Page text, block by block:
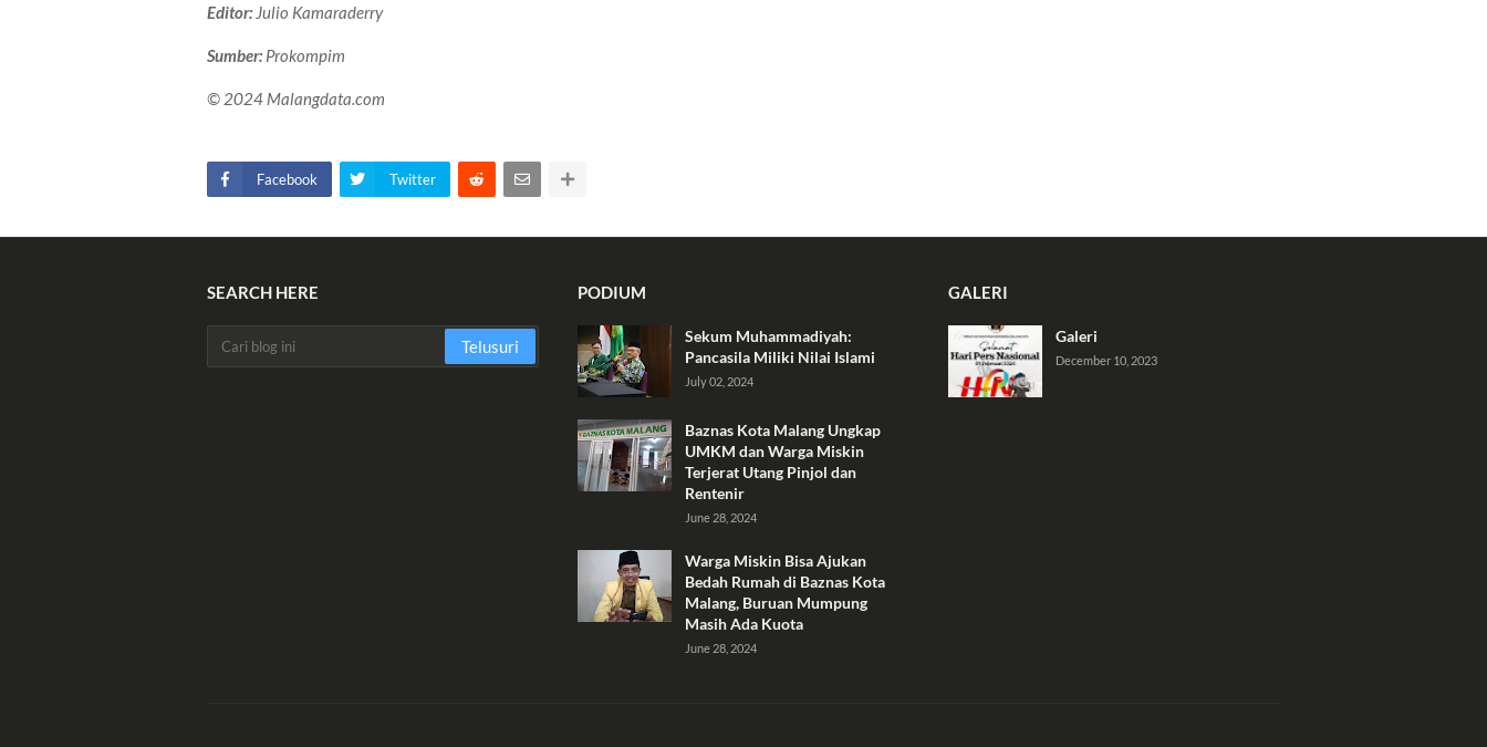
Editor: Julio Kamaraderry
Sumber: Prokompim
© 2024 Malangdata.com
Facebook Twitter
SEARCH HERE PODIUM
Sekum Muhammadiyah:
Pancasila Miliki Nilai Islami
July 02, 2024
Baznas Kota Malang Ungkap
UMKM dan Warga Miskin
Terjerat Utang Pinjol dan
Rentenir
June 28, 2024
Warga Miskin Bisa Ajukan
Bedah Rumah di Baznas Kota
Malang, Buruan Mumpung
Masih Ada Kuota
June 28, 2024
GALERI
Galeri
December 10, 2023